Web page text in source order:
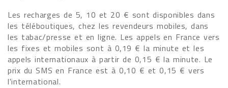
Les recharges de 5, 10 et 20 € sont disponibles dans
les téléboutiques, chez les revendeurs mobiles, dans
les tabac/presse et en ligne. Les appels en France vers
les fixes et mobiles sont à 0,19 € la minute et les
appels internationaux à partir de 0,15 € la minute. Le
prix du SMS en France est à 0,10 € et 0,15 € vers
l'international.